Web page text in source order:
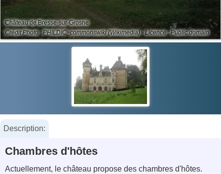
Château de Bresse-sur-Grosne
Crédit Photo : PHILDIC~commonswiki (Wikimedia) - Licence : Public domain
Description:
Chambres d'hôtes
Actuellement, le château propose des chambres d'hôtes.